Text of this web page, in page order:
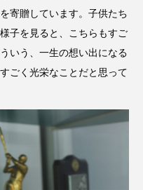
寄贈しています。子供たち
子を見ると、こちらもすご
いう、一生の想い出になる
ごく光栄なことだと思って